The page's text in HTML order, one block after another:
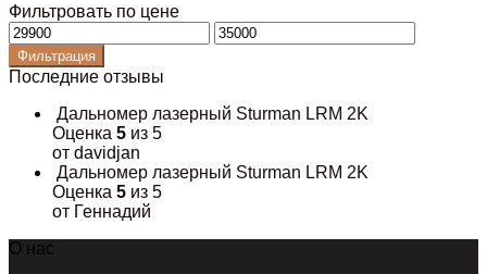
Фильтровать по цене
Минимальная
цена
Максимальная
цена
Фильтрация
Последние отзывы
Дальномер лазерный Sturman LRM 2K
Оценка 5 из 5
от davidjan
Дальномер лазерный Sturman LRM 2K
Оценка 5 из 5
от Геннадий
О нас